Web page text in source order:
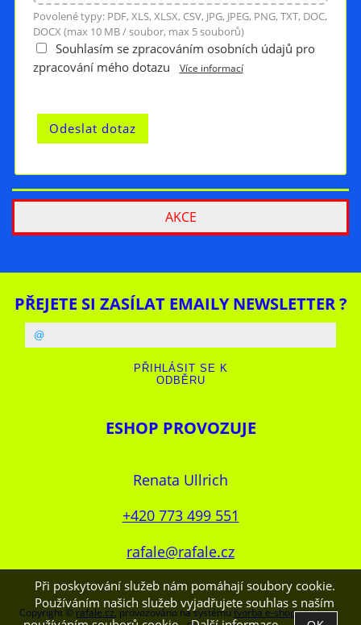
Povolené typy: PDF, XLS, XLSX, CSV, JPG, JPEG, PNG, TXT, DOC,
DOCX (max 10 MB / soubor, max 5 souborů)
Souhlasím se zpracováním osobních údajů pro
zpracování mého dotazu
Více informací
AKCE
PŘEJETE SI ZASÍLAT EMAILY NEWSLETTER ?
ESHOP PROVOZUJE
Renata Ullrich
+420 773 499 551
rafale@rafale.cz
Copyright © rafale.cz, provozováno na systému tvorba e-shopua
Při poskytování služeb nám pomáhají soubory cookie.
Používáním našich služeb vyjadřujete souhlas s naším